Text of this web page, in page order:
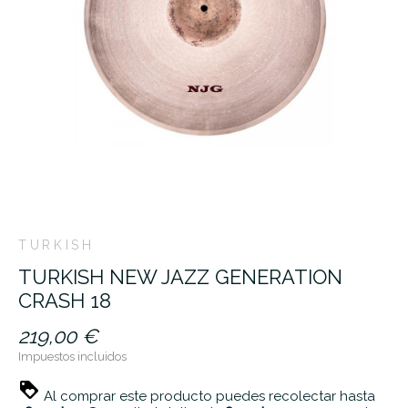
TURKISH
TURKISH NEW JAZZ GENERATION
CRASH 18
219,00 €
Impuestos incluidos
Al comprar este producto puedes recolectar hasta